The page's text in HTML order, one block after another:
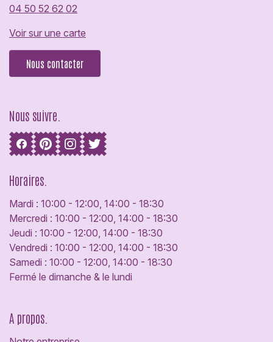
04 50 52 62 02
Voir sur une carte
Nous contacter
Nous suivre.
Horaires.
Mardi : 10:00 - 12:00, 14:00 - 18:30
Mercredi : 10:00 - 12:00, 14:00 - 18:30
Jeudi : 10:00 - 12:00, 14:00 - 18:30
Vendredi : 10:00 - 12:00, 14:00 - 18:30
Samedi : 10:00 - 12:00, 14:00 - 18:30
Fermé le dimanche & le lundi
A propos.